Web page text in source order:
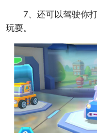
7、还可以驾驶你
玩耍。